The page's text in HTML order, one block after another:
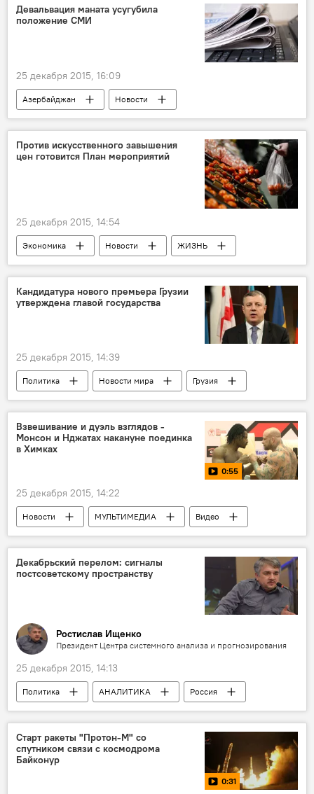
Девальвация маната усугубила
положение СМИ
25 декабря 2015, 16:09
Азербайджан Новости
Против искусственного завышения
цен готовится План мероприятий
25 декабря 2015, 14:54
Экономика Новости
ЖИЗНЬ
Генеральная прокуратура
Министерство экономики и промышленности Азербайджана
Цены
Потребительский рынок
Кандидатура нового премьера Грузии
утверждена главой государства
25 декабря 2015, 14:39
Политика Новости мира
Грузия
Премьер-министр
Взвешивание и дуэль взглядов -
Монсон и Нджатах накануне поединка
в Химках
0:55
25 декабря 2015, 14:22
Новости МУЛЬТИМЕДИА Видео
Декабрьский перелом: сигналы
постсоветскому пространству
Ростислав Ищенко
Президент Центра системного анализа и прогнозирования
25 декабря 2015, 14:13
Политика АНАЛИТИКА
Россия
Колумнисты
Старт ракеты "Протон-М" со
спутником связи с космодрома
Байконур
0:31